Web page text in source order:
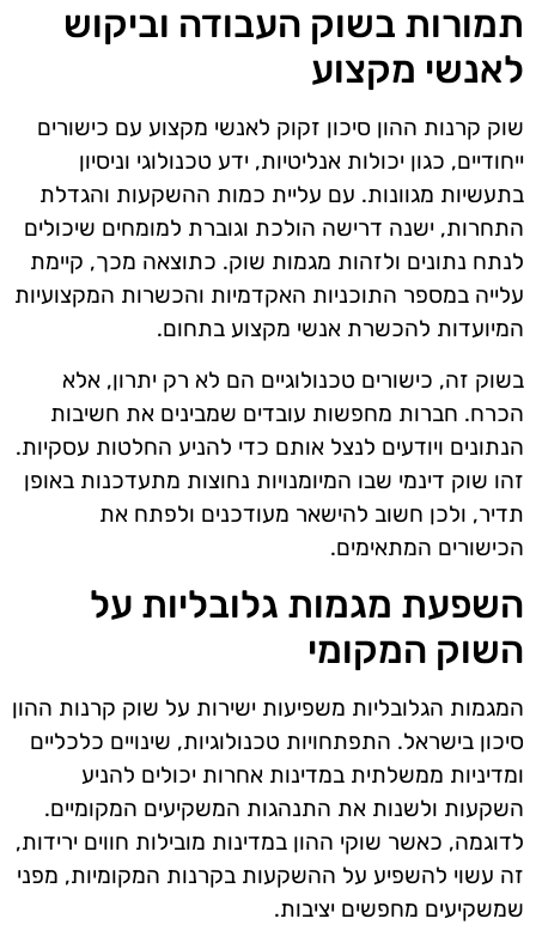
תמורות בשוק העבודה וביקוש
לאנשי מקצוע
שוק קרנות ההון סיכון זקוק לאנשי מקצוע עם כישורים
ייחודיים, כגון יכולות אנליטיות, ידע טכנולוגי וניסיון
בתעשיות מגוונות. עם עליית כמות ההשקעות והגדלת
התחרות, ישנה דרישה הולכת וגוברת למומחים שיכולים
לנתח נתונים ולזהות מגמות שוק. כתוצאה מכך, קיימת
עלייה במספר התוכניות האקדמיות והכשרות המקצועיות
המיועדות להכשרת אנשי מקצוע בתחום.
בשוק זה, כישורים טכנולוגיים הם לא רק יתרון, אלא
הכרח. חברות מחפשות עובדים שמבינים את חשיבות
הנתונים ויודעים לנצל אותם כדי להניע החלטות עסקיות.
זהו שוק דינמי שבו המיומנויות נחוצות מתעדכנות באופן
תדיר, ולכן חשוב להישאר מעודכנים ולפתח את
הכישורים המתאימים.
השפעת מגמות גלובליות על
השוק המקומי
המגמות הגלובליות משפיעות ישירות על שוק קרנות ההון
סיכון בישראל. התפתחויות טכנולוגיות, שינויים כלכליים
ומדיניות ממשלתית במדינות אחרות יכולים להניע
השקעות ולשנות את התנהגות המשקיעים המקומיים.
לדוגמה, כאשר שוקי ההון במדינות מובילות חווים ירידות,
זה עשוי להשפיע על ההשקעות בקרנות המקומיות, מפני
שמשקיעים מחפשים יציבות.